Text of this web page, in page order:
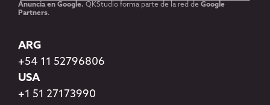
Anuncia en Google. QKStudio forma parte de la red de Google
Partners.
ARG
+54 11 52796806
USA
+1 51 27173990